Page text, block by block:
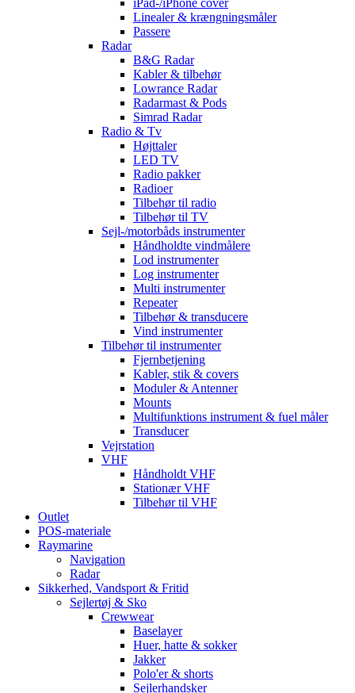
iPad-/iPhone cover
Linealer & krængningsmåler
Passere
Radar
B&G Radar
Kabler & tilbehør
Lowrance Radar
Radarmast & Pods
Simrad Radar
Radio & Tv
Højttaler
LED TV
Radio pakker
Radioer
Tilbehør til radio
Tilbehør til TV
Sejl-/motorbåds instrumenter
Håndholdte vindmålere
Lod instrumenter
Log instrumenter
Multi instrumenter
Repeater
Tilbehør & transducere
Vind instrumenter
Tilbehør til instrumenter
Fjernbetjening
Kabler, stik & covers
Moduler & Antenner
Mounts
Multifunktions instrument & fuel måler
Transducer
Vejrstation
VHF
Håndholdt VHF
Stationær VHF
Tilbehør til VHF
Outlet
POS-materiale
Raymarine
Navigation
Radar
Sikkerhed, Vandsport & Fritid
Sejlertøj & Sko
Crewwear
Baselayer
Huer, hatte & sokker
Jakker
Polo'er & shorts
Sejlerhandsker